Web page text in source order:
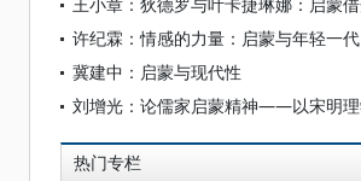
许纪霖：情感的力量：启蒙与年轻一代
冀建中：启蒙与现代性
热门专栏